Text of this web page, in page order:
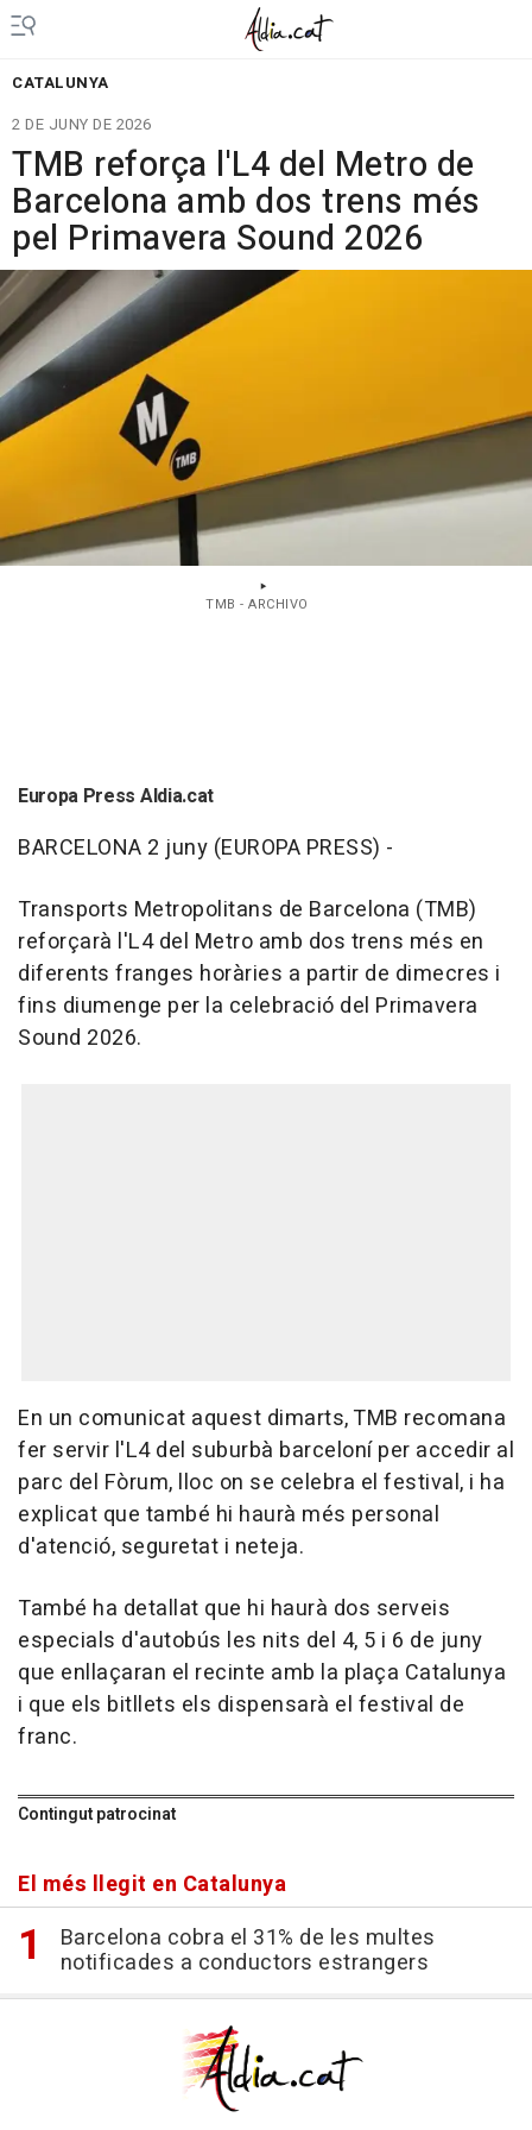
CATALUNYA
2 DE JUNY DE 2026
TMB reforça l'L4 del Metro de
Barcelona amb dos trens més
pel Primavera Sound 2026
TMB - ARCHIVO
Europa Press Aldia.cat
BARCELONA 2 juny (EUROPA PRESS) -
Transports Metropolitans de Barcelona (TMB)
reforçarà l'L4 del Metro amb dos trens més en
diferents franges horàries a partir de dimecres i
fins diumenge per la celebració del Primavera
Sound 2026.
En un comunicat aquest dimarts, TMB recomana
fer servir l'L4 del suburbà barceloní per accedir al
parc del Fòrum, lloc on se celebra el festival, i ha
explicat que també hi haurà més personal
d'atenció, seguretat i neteja.
També ha detallat que hi haurà dos serveis
especials d'autobús les nits del 4, 5 i 6 de juny
que enllaçaran el recinte amb la plaça Catalunya
i que els bitllets els dispensarà el festival de
franc.
Contingut patrocinat
El més llegit en Catalunya
Barcelona cobra el 31% de les multes
notificades a conductors estrangers